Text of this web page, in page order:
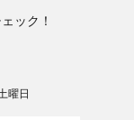
ック！
曜日